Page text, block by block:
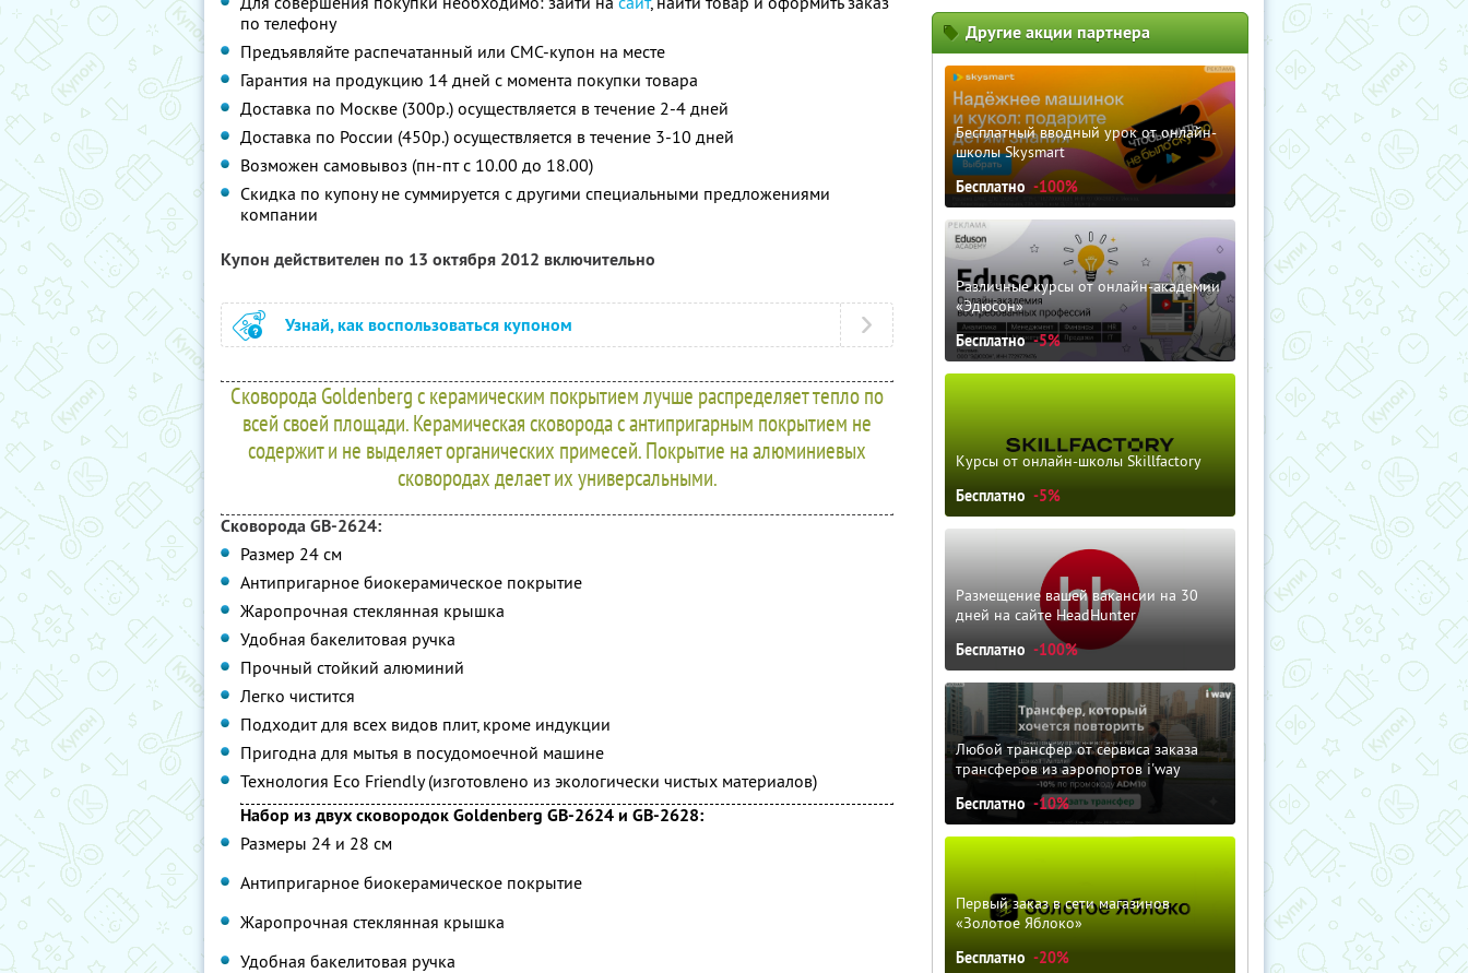
по телефону
Предъявляйте распечатанный или СМС-купон на месте
Гарантия на продукцию 14 дней с момента покупки товара
Доставка по Москве (300р.) осуществляется в течение 2-4 дней
Доставка по России (450р.) осуществляется в течение 3-10 дней
Возможен самовывоз (пн-пт с 10.00 до 18.00)
Скидка по купону не суммируется с другими специальными предложениями
компании
Купон действителен по 13 октября 2012 включительно
Узнай, как воспользоваться купоном
Сковорода Goldenberg с керамическим покрытием лучше распределяет тепло по
всей своей площади. Керамическая сковорода с антипригарным покрытием не
содержит и не выделяет органических примесей. Покрытие на алюминиевых
сковородах делает их универсальными.
Сковорода GB-2624:
Размер 24 см
Антипригарное биокерамическое покрытие
Жаропрочная стеклянная крышка
Удобная бакелитовая ручка
Прочный стойкий алюминий
Легко чистится
Подходит для всех видов плит, кроме индукции
Пригодна для мытья в посудомоечной машине
Технология Eco Friendly (изготовлено из экологически чистых материалов)
Набор из двух сковородок Goldenberg GB-2624 и GB-2628:
Размеры 24 и 28 см
Антипригарное биокерамическое покрытие
Жаропрочная стеклянная крышка
Удобная бакелитовая ручка
Другие акции партнера
Бесплатный вводный урок от онлайн-
школы Skysmart
Бесплатно -100%
Различные курсы от онлайн-академии
«Эдюсон»
Бесплатно -5%
Курсы от онлайн-школы Skillfactory
Бесплатно -5%
Размещение вашей вакансии на 30
дней на сайте HeadHunter
Бесплатно -100%
Любой трансфер от сервиса заказа
трансферов из аэропортов i'way
Бесплатно -10%
Первый заказ в сети магазинов
«Золотое Яблоко»
Бесплатно -20%